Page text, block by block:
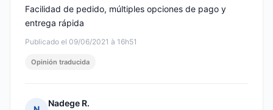
Publicado el 09/06/2021 à 16h51
Facilidad de pedido, múltiples opciones de pago y
entrega rápida
Opinión traducida
Nadege R.